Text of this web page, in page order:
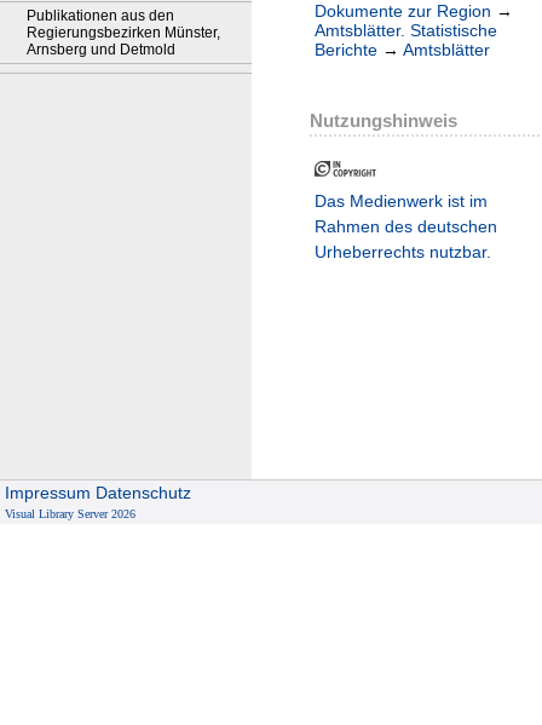
Publikationen aus den
Regierungsbezirken Münster,
Arnsberg und Detmold
Dokumente zur Region →
Amtsblätter. Statistische
Berichte → Amtsblätter
Nutzungshinweis
Das Medienwerk ist im
Rahmen des deutschen
Urheberrechts nutzbar.
Impressum Datenschutz
Visual Library Server 2026